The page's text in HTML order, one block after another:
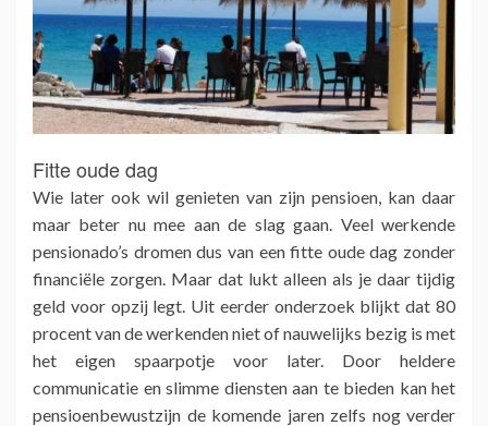
Fitte oude dag
Wie later ook wil genieten van zijn pensioen, kan daar
maar beter nu mee aan de slag gaan. Veel werkende
pensionado’s dromen dus van een fitte oude dag zonder
financiële zorgen. Maar dat lukt alleen als je daar tijdig
geld voor opzij legt. Uit eerder onderzoek blijkt dat 80
procent van de werkenden niet of nauwelijks bezig is met
het eigen spaarpotje voor later. Door heldere
communicatie en slimme diensten aan te bieden kan het
pensioenbewustzijn de komende jaren zelfs nog verder